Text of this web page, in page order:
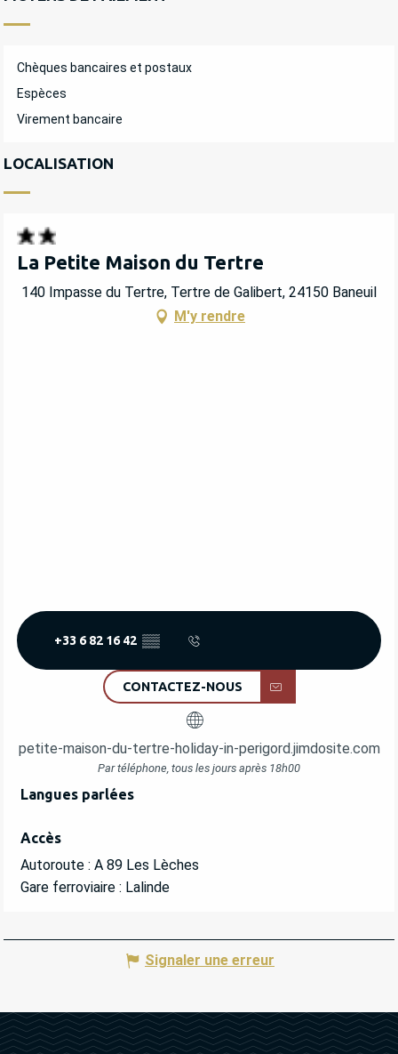
Chèques bancaires et postaux
Espèces
Virement bancaire
LOCALISATION
La Petite Maison du Tertre
140 Impasse du Tertre, Tertre de Galibert, 24150 Baneuil
M'y rendre
+33 6 82 16 42 ▒▒
CONTACTEZ-NOUS
petite-maison-du-tertre-holiday-in-perigord.jimdosite.com
Par téléphone, tous les jours après 18h00
Langues parlées
Langues parlées
Accès
Accès
Autoroute : A 89 Les Lèches
Gare ferroviaire : Lalinde
Signaler une erreur